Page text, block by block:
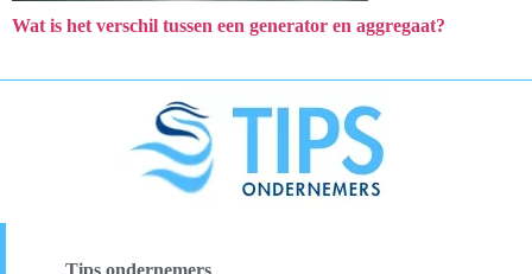
Wat is het verschil tussen een generator en aggregaat?